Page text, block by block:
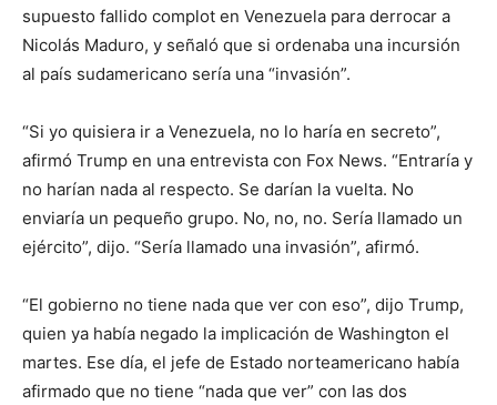
supuesto fallido complot en Venezuela para derrocar a
Nicolás Maduro, y señaló que si ordenaba una incursión
al país sudamericano sería una “invasión”.
“Si yo quisiera ir a Venezuela, no lo haría en secreto”,
afirmó Trump en una entrevista con Fox News. “Entraría y
no harían nada al respecto. Se darían la vuelta. No
enviaría un pequeño grupo. No, no, no. Sería llamado un
ejército”, dijo. “Sería llamado una invasión”, afirmó.
“El gobierno no tiene nada que ver con eso”, dijo Trump,
quien ya había negado la implicación de Washington el
martes. Ese día, el jefe de Estado norteamericano había
afirmado que no tiene “nada que ver” con las dos